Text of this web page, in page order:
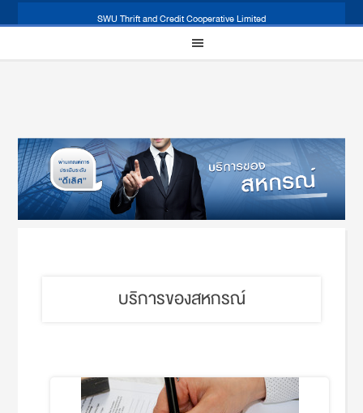
SWU Thrift and Credit Cooperative Limited
บริการของสหกรณ์